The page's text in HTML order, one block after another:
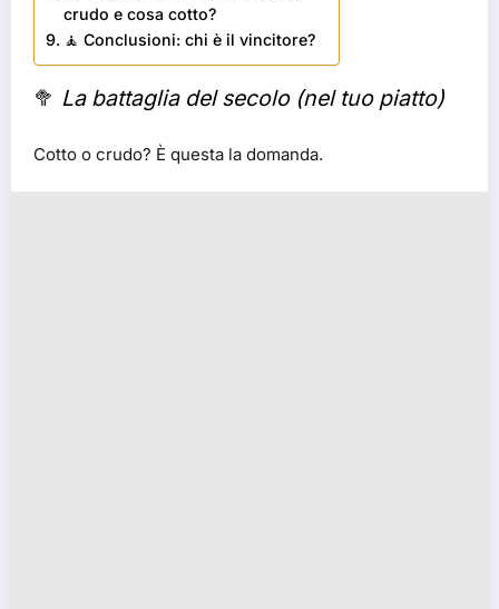
crudo e cosa cotto?
🧘 Conclusioni: chi è il vincitore?
🥦 La battaglia del secolo (nel tuo piatto)
Cotto o crudo? È questa la domanda.